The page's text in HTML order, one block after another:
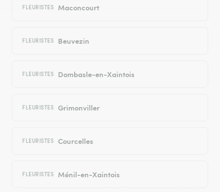
FLEURISTES Maconcourt
FLEURISTES Beuvezin
FLEURISTES Dombasle-en-Xaintois
FLEURISTES Grimonviller
FLEURISTES Courcelles
FLEURISTES Ménil-en-Xaintois